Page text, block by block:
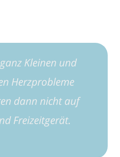
Kleinen und
Herzprobleme
dann nicht auf
Freizeitgerät.